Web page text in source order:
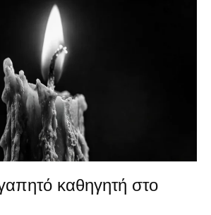
καθηγητή στο